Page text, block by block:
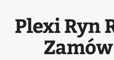
Plexi Ryn